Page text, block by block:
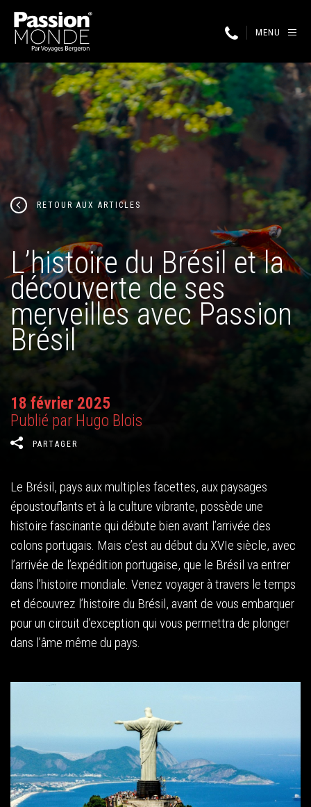
MENU
RETOUR AUX ARTICLES
L’histoire du Brésil et la
découverte de ses
merveilles avec Passion
Brésil
18 février 2025
Publié par Hugo Blois
PARTAGER
Le Brésil, pays aux multiples facettes, aux paysages
époustouflants et à la culture vibrante, possède une
histoire fascinante qui débute bien avant l’arrivée des
colons portugais. Mais c’est au début du XVIe siècle, avec
l’arrivée de l’expédition portugaise, que le Brésil va entrer
dans l’histoire mondiale. Venez voyager à travers le temps
et découvrez l’histoire du Brésil, avant de vous embarquer
pour un circuit d’exception qui vous permettra de plonger
dans l’âme même du pays.